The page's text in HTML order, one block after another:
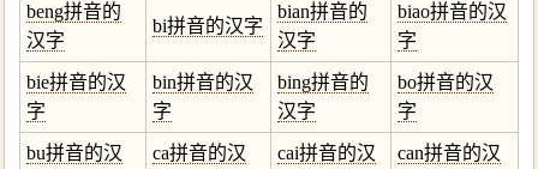
beng拼音的
汉字
bi拼音的汉字
bian拼音的
汉字
biao拼音的汉
字
bie拼音的汉
字
bin拼音的汉
字
bing拼音的
汉字
bo拼音的汉
字
bu拼音的汉
ca拼音的汉
cai拼音的汉
can拼音的汉